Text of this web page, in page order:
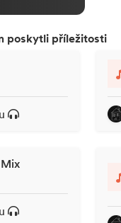
poskytli příležitosti